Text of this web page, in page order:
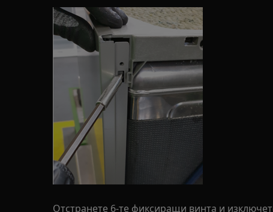
Отстранете 6-те фиксиращи винта и